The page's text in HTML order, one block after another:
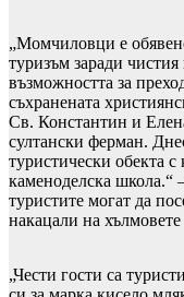
„Момчиловци е
туризъм заради чистия
възможността за
съхранената
Св. Константин и
султански ферман.
туристически обекта с
каменоделска школа.“
туристите могат да
накацали на хълмовете
„Чести гости са